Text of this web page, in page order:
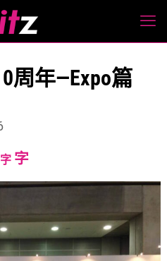
周年—Expo篇
字Reset
字Increase